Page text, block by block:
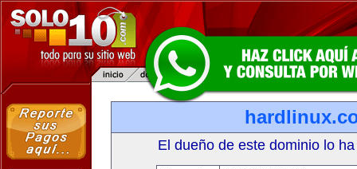
El dueño de este dominio lo